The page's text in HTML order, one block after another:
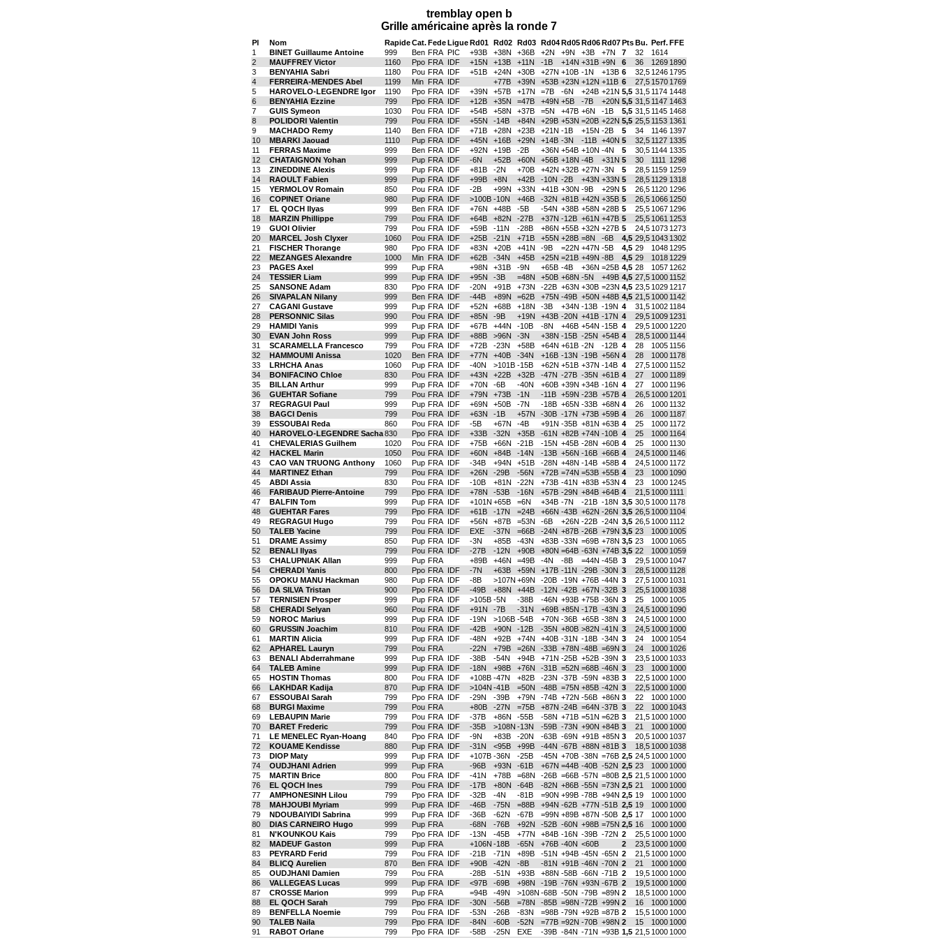
tremblay open b
Grille américaine après la ronde 7
Pl Nom RapideCat.FedeLigueRd01 Rd02 Rd03 Rd04Rd05Rd06Rd07PtsBu. Perf.FFE
1
BINET Guillaume Antoine 999 Ben FRA PIC +93B +38N +36B +2N +9N +3B +7N 7 32
1614
2
MAUFFREY Victor 1160 Ppo FRA IDF +15N +13B +11N -1B +14N +31B +9N 6 36 1269 1890
3
BENYAHIA Sabri 1180 Pou FRA IDF +51B +24N +30B +27N +10B -1N +13B 6 32,5 1246 1795
4
FERREIRA-MENDES Abel 1199 Min FRA IDF +77B +39N +53B +23N +12N +11B 6 27,5 1570 1769
5
HAROVELO-LEGENDRE Igor 1190 Ppo FRA IDF +39N +57B +17N =7B -6N +24B +21N 5,5 31,5 1174 1448
6
BENYAHIA Ezzine 799 Ppo FRA IDF +12B +35N =47B +49N +5B -7B +20N 5,5 31,5 1147 1463
7
GUIS Symeon 1030 Pou FRA IDF +54B +58N +37B =5N +47B +6N -1B 5,5 31,5 1145 1468
8
POLIDORI Valentin 799 Pou FRA IDF +55N -14B +84N +29B +53N =20B +22N 5,5 25,5 1153 1361
9
MACHADO Remy 1140 Ben FRA IDF +71B +28N +23B +21N -1B +15N -2B 5 34 1146 1397
10
MBARKI Jaouad 1110 Pup FRA IDF +45N +16B +29N +14B -3N -11B +40N 5 32,5 1127 1335
11
FERRAS Maxime 999 Ben FRA IDF +92N +19B -2B +36N +54B +10N -4N 5 30,5 1144 1335
12
CHATAIGNON Yohan 999 Pup FRA IDF -6N +52B +60N +56B +18N -4B +31N 5 30 1111
1298
13
ZINEDDINE Alexis 999 Pup FRA IDF +81B -2N +70B +42N +32B +27N -3N 5 28,5 1159 1259
14
RAOULT Fabien 999 Pup FRA IDF +99B +8N +42B -10N -2B +43N +33N 5 28,5 1129 1318
15
YERMOLOV Romain 850 Pou FRA IDF -2B +99N +33N +41B +30N -9B +29N 5 26,5 1120 1296
16
COPINET Oriane 980 Pup FRA IDF >100B -10N +46B -32N +81B +42N +35B 5 26,5 1066 1250
17
EL QOCH Ilyas 999 Ben FRA IDF +76N +48B -5B -54N +38B +58N +28B 5 25,5 1067 1296
18
MARZIN Phillippe 799 Pou FRA IDF +64B +82N -27B +37N -12B +61N +47B 5 25,5 1061 1253
19
GUOI Olivier 799 Pou FRA IDF +59B -11N -28B +86N +55B +32N +27B 5 24,5 1073 1273
20
MARCEL Josh Clyxer 1060 Pou FRA IDF +25B -21N +71B +55N +28B =8N -6B 4,5 29,5 1043 1302
21
FISCHER Thorange 980 Ppo FRA IDF +83N +20B +41N -9B =22N +47N -5B 4,5 29 1048 1295
22
MEZANGES Alexandre 1000 Min FRA IDF +62B -34N +45B +25N =21B +49N -8B 4,5 29 1018 1229
23
PAGES Axel 999 Pup FRA +98N +31B -9N +65B -4B +36N =25B 4,5 28 1057 1262
24
TESSIER Liam 999 Pup FRA IDF +95N -3B =48N +50B +68N -5N +49B 4,5 27,5 1000 1152
25
SANSONE Adam 830 Ppo FRA IDF -20N +91B +73N -22B +63N +30B =23N 4,5 23,5 1029 1217
26
SIVAPALAN Nilany 999 Ben FRA IDF -44B +89N =62B +75N -49B +50N +48B 4,5 21,5 1000 1142
27
CAGANI Gustave 999 Pup FRA IDF +52N +68B +18N -3B +34N -13B -19N 4 31,5 1002 1184
28
PERSONNIC Silas 990 Pou FRA IDF +85N -9B +19N +43B -20N +41B -17N 4 29,5 1009 1231
29
HAMIDI Yanis 999 Pup FRA IDF +67B +44N -10B -8N +46B +54N -15B 4 29,5 1000 1220
30
EVAN John Ross 999 Pup FRA IDF +88B >96N -3N +38N -15B -25N +54B 4 28,5 1000 1144
31
SCARAMELLA Francesco 799 Pou FRA IDF +72B -23N +58B +64N +61B -2N -12B 4 28 1005 1156
32
HAMMOUMI Anissa 1020 Ben FRA IDF +77N +40B -34N +16B -13N -19B +56N 4 28 1000 1178
33
LRHCHA Anas 1060 Pup FRA IDF -40N >101B -15B +62N +51B +37N -14B 4 27,5 1000 1152
34
BONIFACINO Chloe 830 Pou FRA IDF +43N +22B +32B -47N -27B -35N +61B 4 27 1000 1189
35
BILLAN Arthur 999 Pup FRA IDF +70N -6B -40N +60B +39N +34B -16N 4 27 1000 1196
36
GUEHTAR Sofiane 799 Pou FRA IDF +79N +73B -1N -11B +59N -23B +57B 4 26,5 1000 1201
37
REGRAGUI Paul 999 Pup FRA IDF +69N +50B -7N -18B +65N -33B +68N 4 26 1000 1132
38
BAGCI Denis 799 Pou FRA IDF +63N -1B +57N -30B -17N +73B +59B 4 26 1000 1187
39
ESSOUBAI Reda 860 Pou FRA IDF -5B +67N -4B +91N -35B +81N +63B 4 25 1000 1172
40
HAROVELO-LEGENDRE Sacha830 Ppo FRA IDF +33B -32N +35B -61N +82B +74N -10B 4 25 1000 1164
41
CHEVALERIAS Guilhem 1020 Pou FRA IDF +75B +66N -21B -15N +45B -28N +60B 4 25 1000 1130
42
HACKEL Marin 1050 Pou FRA IDF +60N +84B -14N -13B +56N -16B +66B 4 24,5 1000 1146
43
CAO VAN TRUONG Anthony 1060 Pup FRA IDF -34B +94N +51B -28N +48N -14B +58B 4 24,5 1000 1172
44
MARTINEZ Ethan 799 Pou FRA IDF +26N -29B -56N +72B =74N =53B +55B 4 23 1000 1090
45
ABDI Assia 830 Pou FRA IDF -10B +81N -22N +73B -41N +83B +53N 4 23 1000 1245
46
FARIBAUD Pierre-Antoine 799 Ppo FRA IDF +78N -53B -16N +57B -29N +84B +64B 4 21,5 1000 1111
47
BALFIN Tom 999 Pup FRA IDF +101N +65B =6N +34B -7N -21B -18N 3,5 30,5 1000 1178
48
GUEHTAR Fares 799 Ppo FRA IDF +61B -17N =24B +66N -43B +62N -26N 3,5 26,5 1000 1104
49
REGRAGUI Hugo 799 Pou FRA IDF +56N +87B =53N -6B +26N -22B -24N 3,5 26,5 1000 1112
50
TALEB Yacine 799 Pou FRA IDF EXE -37N =66B -24N +87B -26B +79N 3,5 23 1000 1005
51
DRAME Assimy 850 Pup FRA IDF -3N +85B -43N +83B -33N =69B +78N 3,5 23 1000 1065
52
BENALI Ilyas 799 Pou FRA IDF -27B -12N +90B +80N =64B -63N +74B 3,5 22 1000 1059
53
CHALUPNIAK Allan 999 Pup FRA +89B +46N =49B -4N -8B =44N -45B 3 29,5 1000 1047
54
CHERADI Yanis 800 Ppo FRA IDF -7N +63B +59N +17B -11N -29B -30N 3 28,5 1000 1128
55
OPOKU MANU Hackman 980 Pup FRA IDF -8B >107N +69N -20B -19N +76B -44N 3 27,5 1000 1031
56
DA SILVA Tristan 900 Ppo FRA IDF -49B +88N +44B -12N -42B +67N -32B 3 25,5 1000 1038
57
TERNISIEN Prosper 999 Pup FRA IDF >105B -5N -38B -46N +93B +75B -36N 3 25 1000 1005
58
CHERADI Selyan 960 Pou FRA IDF +91N -7B -31N +69B +85N -17B -43N 3 24,5 1000 1090
59
NOROC Marius 999 Pup FRA IDF -19N >106B -54B +70N -36B +65B -38N 3 24,5 1000 1000
60
GRUSSIN Joachim 810 Pou FRA IDF -42B +90N -12B -35N +80B >82N -41N 3 24,5 1000 1000
61
MARTIN Alicia 999 Pup FRA IDF -48N +92B +74N +40B -31N -18B -34N 3 24 1000 1054
62
APHAREL Lauryn 799 Pou FRA -22N +79B =26N -33B +78N -48B =69N 3 24 1000 1026
63
BENALI Abderrahmane 999 Pup FRA IDF -38B -54N +94B +71N -25B +52B -39N 3 23,5 1000 1033
64
TALEB Amine 999 Pup FRA IDF -18N +98B +76N -31B =52N =68B -46N 3 23 1000 1000
65
HOSTIN Thomas 800 Pou FRA IDF +108B -47N +82B -23N -37B -59N +83B 3 22,5 1000 1000
66
LAKHDAR Kadija 870 Pup FRA IDF >104N -41B =50N -48B =75N +85B -42N 3 22,5 1000 1000
67
ESSOUBAI Sarah 799 Ppo FRA IDF -29N -39B +79N -74B +72N -56B +86N 3 22 1000 1000
68
BURGI Maxime 799 Pou FRA +80B -27N =75B +87N -24B =64N -37B 3 22 1000 1043
69
LEBAUPIN Marie 799 Pou FRA IDF -37B +86N -55B -58N +71B =51N =62B 3 21,5 1000 1000
70
BARET Frederic 799 Pou FRA IDF -35B >108N -13N -59B -73N +90N +84B 3 21 1000 1000
71
LE MENELEC Ryan-Hoang 840 Ppo FRA IDF -9N +83B -20N -63B -69N +91B +85N 3 20,5 1000 1037
72
KOUAME Kendisse 880 Pup FRA IDF -31N <95B +99B -44N -67B +88N +81B 3 18,5 1000 1038
73
DIOP Maty 999 Pup FRA IDF +107B -36N -25B -45N +70B -38N =76B 2,5 24,5 1000 1000
74
OUDJHANI Adrien 999 Pup FRA -96B +93N -61B +67N =44B -40B -52N 2,5 23 1000 1000
75
MARTIN Brice 800 Pou FRA IDF -41N +78B =68N -26B =66B -57N =80B 2,5 21,5 1000 1000
76
EL QOCH Ines 799 Pou FRA IDF -17B +80N -64B -82N +86B -55N =73N 2,5 21 1000 1000
77
AMPHONESINH Lilou 799 Ppo FRA IDF -32B -4N -81B =90N +99B -78B +94N 2,5 19 1000 1000
78
MAHJOUBI Myriam 999 Pup FRA IDF -46B -75N =88B +94N -62B +77N -51B 2,5 19 1000 1000
79
NDOUBAIYIDI Sabrina 999 Pup FRA IDF -36B -62N -67B =99N +89B +87N -50B 2,5 17 1000 1000
80
DIAS CARNEIRO Hugo 999 Pup FRA -68N -76B +92N -52B -60N +98B =75N 2,5 16 1000 1000
81
N'KOUNKOU Kais 799 Ppo FRA IDF -13N -45B +77N +84B -16N -39B -72N 2 25,5 1000 1000
82
MADEUF Gaston 999 Pup FRA +106N -18B -65N +76B -40N <60B 2 23,5 1000 1000
83
PEYRARD Ferid 799 Pou FRA IDF -21B -71N +89B -51N +94B -45N -65N 2 21,5 1000 1000
84
BLICQ Aurelien 870 Ben FRA IDF +90B -42N -8B -81N +91B -46N -70N 2 21 1000 1000
85
OUDJHANI Damien 799 Pou FRA -28B -51N +93B +88N -58B -66N -71B 2 19,5 1000 1000
86
VALLEGEAS Lucas 999 Pup FRA IDF <97B -69B +98N -19B -76N +93N -67B 2 19,5 1000 1000
87
CROSSE Marion 999 Pup FRA =94B -49N >108N -68B -50N -79B =89N 2 18,5 1000 1000
88
EL QOCH Sarah 799 Ppo FRA IDF -30N -56B =78N -85B =98N -72B +99N 2 16 1000 1000
89
BENFELLA Noemie 799 Pou FRA IDF -53N -26B -83N =98B -79N +92B =87B 2 15,5 1000 1000
90
TALEB Naila 799 Ppo FRA IDF -84N -60B -52N =77B =92N -70B +98N 2 15 1000 1000
91
RABOT Orlane 799 Ppo FRA IDF -58B -25N EXE -39B -84N -71N =93B 1,5 21,5 1000 1000